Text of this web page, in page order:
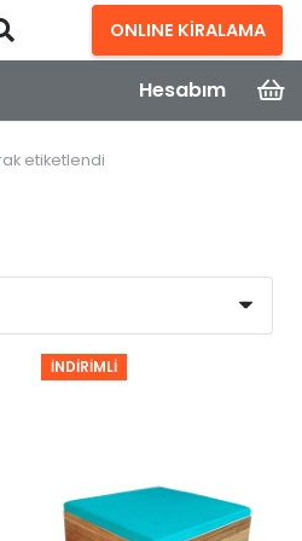
ONLINE KİRALAMA
Hesabım
etiketlendi
İNDIRIMLI